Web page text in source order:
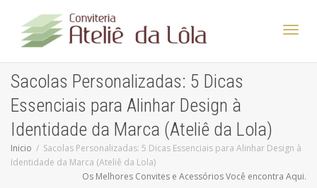
Sacolas Personalizadas: 5 Dicas
Essenciais para Alinhar Design à
Identidade da Marca (Ateliê da Lola)
Inicio
Sacolas Personalizadas: 5 Dicas Essenciais para Alinhar Design à
Identidade da Marca (Ateliê da Lola)
Os Melhores Convites e Acessórios Você encontra Aqui.